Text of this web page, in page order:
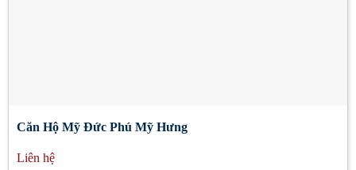
Căn Hộ Mỹ Đức Phú Mỹ Hưng
Liên hệ